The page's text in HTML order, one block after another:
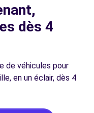
dès 4
de véhicules pour
en un éclair, dès 4